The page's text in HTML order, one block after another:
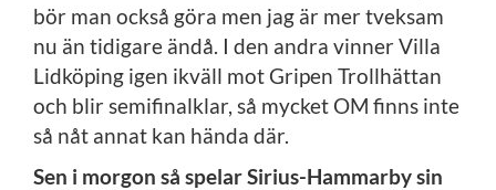
bör man också göra men jag är mer tveksam
nu än tidigare ändå. I den andra vinner Villa
Lidköping igen ikväll mot Gripen Trollhättan
och blir semifinalklar, så mycket OM finns inte
så nåt annat kan hända där.
Sen i morgon så spelar Sirius-Hammarby sin